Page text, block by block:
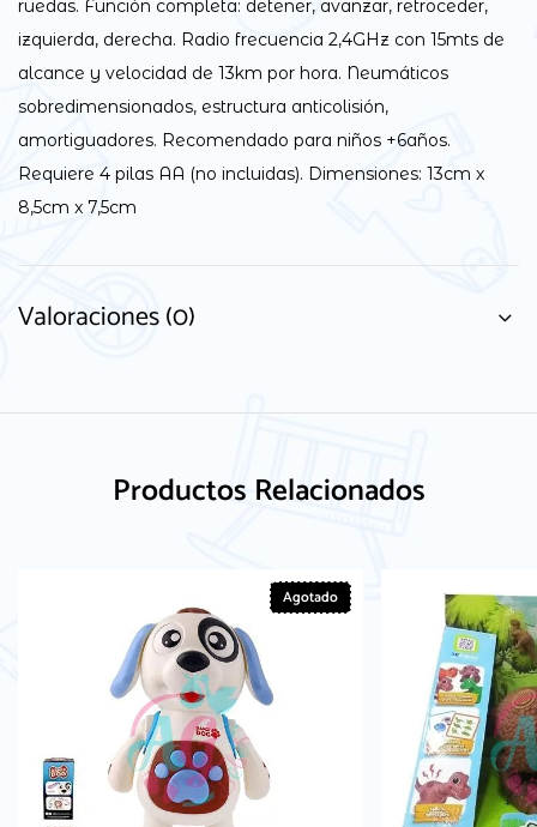
ruedas. Función completa: detener, avanzar, retroceder,
izquierda, derecha. Radio frecuencia 2,4GHz con 15mts de
alcance y velocidad de 13km por hora. Neumáticos
sobredimensionados, estructura anticolisión,
amortiguadores. Recomendado para niños +6años.
Requiere 4 pilas AA (no incluidas). Dimensiones: 13cm x
8,5cm x 7,5cm
Valoraciones (0)
Productos Relacionados
Agotado